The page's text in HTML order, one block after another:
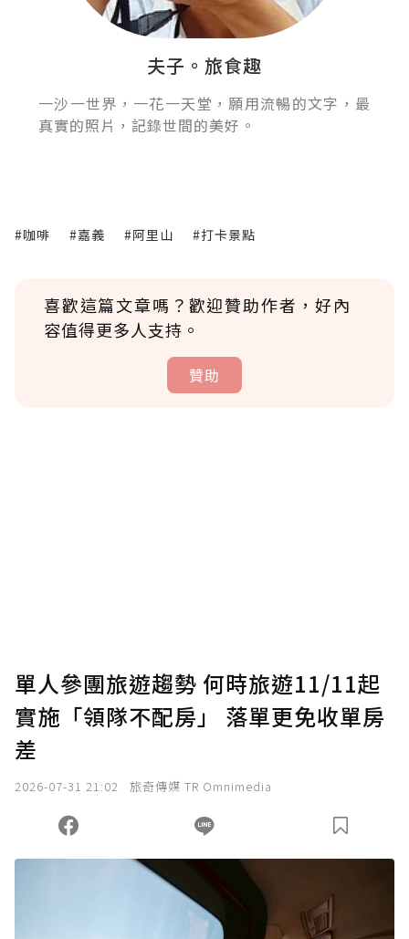
夫子。旅食趣
一沙一世界，一花一天堂，願用流暢的文字，最
真實的照片，記錄世間的美好。
#咖啡 #嘉義 #阿里山 #打卡景點
喜歡這篇文章嗎？歡迎贊助作者，好內
容值得更多人支持。
贊助
確認送出
您當前剩餘 U 利點數：0點；前往 購買點數
單人參團旅遊趨勢 何時旅遊11/11起
實施「領隊不配房」 落單更免收單房
差
2026-07-31 21:02 旅奇傳媒 TR Omnimedia